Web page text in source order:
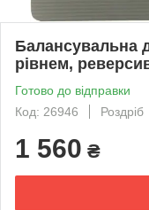
Балансувальна
рівнем,
Готово до відправки
Код: 26946
Роздріб
1 560 ₴